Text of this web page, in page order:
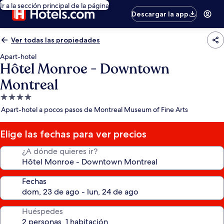
Ir a la sección principal de la página
Descargar la app
Ver todas las propiedades
Apart-hotel
Hôtel Monroe - Downtown
Montreal
Propiedad
de
estrellas
Apart-hotel a pocos pasos de Montreal Museum of Fine Arts
Elige las fechas para ver precios
¿A dónde quieres ir?
Fechas
Huéspedes